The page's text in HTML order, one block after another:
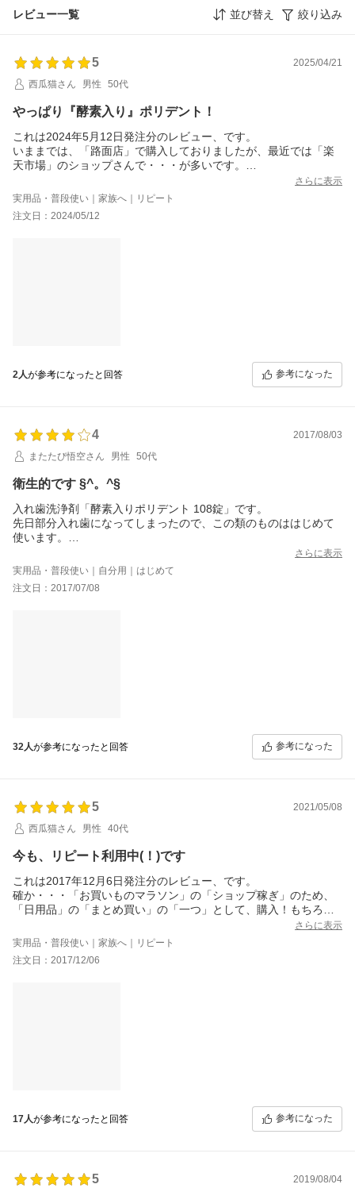
レビュー一覧 並び替え 絞り込み
5
2025/04/21
西瓜猫さん
男性 50代
やっぱり『酵素入り』ポリデント！
これは2024年5月12日発注分のレビュー、です。
いままでは、「路面店」で購入しておりましたが、最近では「楽
天市場」のショップさんで・・・が多いです。
「酵素入りポリデント108錠」は、ウチの親のお気に入り！
毎日使う、ものなので、「108錠」の大容量(！)が嬉しい！です。
また『マイクロクリーン処方』で、「除菌、洗浄」効果も十分
(！)、「ニオイ除去」で「すっきり(！)」なのもまた嬉しい！
さらに表示
実用品・普段使い｜家族へ｜リピート
注文日：2024/05/12
2人が参考になったと回答 参考になった
4
2017/08/03
またたび悟空さん
男性 50代
衛生的です §^。^§
入れ歯洗浄剤「酵素入りポリデント 108錠」です。
先日部分入れ歯になってしまったので、この類のものははじめて
使います。
水に浸けた入れ歯に、寝る前に1錠、入れるだけなので、簡単にケ
アができ、便利な代物だと思います。
この錠剤を水に入れると、炭酸のような泡がたち、見る見る間に
さらに表示
実用品・普段使い｜自分用｜はじめて
注文日：2017/07/08
32人が参考になったと回答 参考になった
5
2021/05/08
西瓜猫さん
男性 40代
今も、リピート利用中(！)です
これは2017年12月6日発注分のレビュー、です。
確か・・・「お買いものマラソン」の「ショップ稼ぎ」のため、
「日用品」の「まとめ買い」の「一つ」として、購入！もちろ
ん、「割引クーポン」の「値段合わせ」のためにも！いつもは、
「路面店」で購入しておりましたが、最近では「楽天市場」のシ
ョップさんで・・・。
「酵素入りポリデント108錠」は、ウチの親のお気に入り！
さらに表示
実用品・普段使い｜家族へ｜リピート
注文日：2017/12/06
17人が参考になったと回答 参考になった
5
2019/08/04